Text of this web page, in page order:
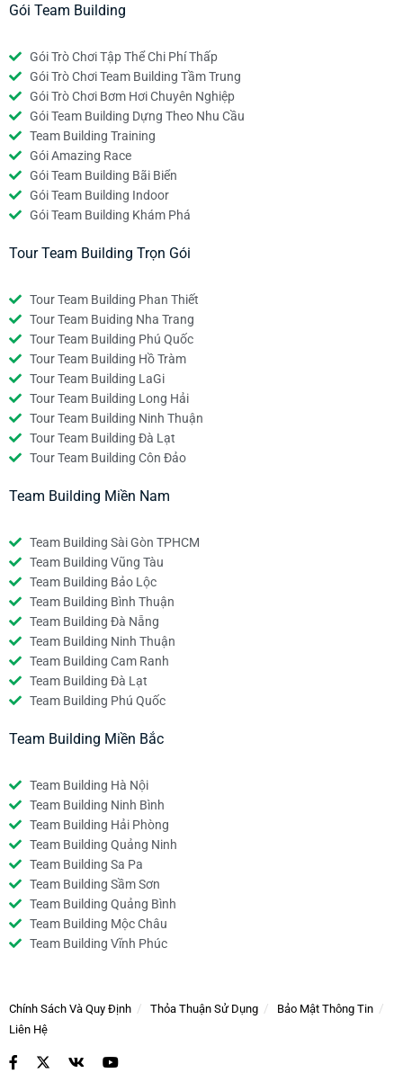
Gói Team Building
Gói Trò Chơi Tập Thể Chi Phí Thấp
Gói Trò Chơi Team Building Tầm Trung
Gói Trò Chơi Bơm Hơi Chuyên Nghiệp
Gói Team Building Dựng Theo Nhu Cầu
Team Building Training
Gói Amazing Race
Gói Team Building Bãi Biển
Gói Team Building Indoor
Gói Team Building Khám Phá
Tour Team Building Trọn Gói
Tour Team Building Phan Thiết
Tour Team Buiding Nha Trang
Tour Team Building Phú Quốc
Tour Team Building Hồ Tràm
Tour Team Building LaGi
Tour Team Building Long Hải
Tour Team Building Ninh Thuận
Tour Team Building Đà Lạt
Tour Team Building Côn Đảo
Team Building Miền Nam
Team Building Sài Gòn TPHCM
Team Building Vũng Tàu
Team Building Bảo Lộc
Team Building Bình Thuận
Team Building Đà Nẵng
Team Building Ninh Thuận
Team Building Cam Ranh
Team Building Đà Lạt
Team Building Phú Quốc
Team Building Miền Bắc
Team Building Hà Nội
Team Building Ninh Bình
Team Building Hải Phòng
Team Building Quảng Ninh
Team Building Sa Pa
Team Building Sầm Sơn
Team Building Quảng Bình
Team Building Mộc Châu
Team Building Vĩnh Phúc
Chính Sách Và Quy Định Thỏa Thuận Sử Dụng
Bảo Mật Thông Tin
Liên Hệ